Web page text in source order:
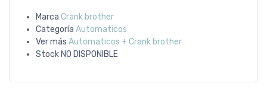
Marca Crank brother
Categoría Automaticos
Ver más Automaticos + Crank brother
Stock NO DISPONIBLE